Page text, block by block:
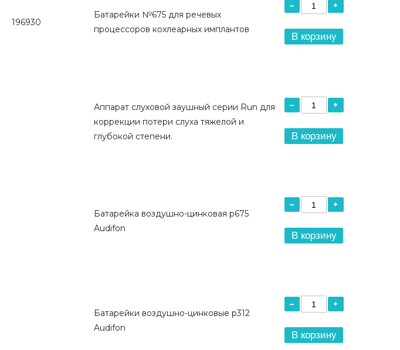
196930
Батарейки №675 для речевых
процессоров кохлеарных имплантов
– +
В корзину
Аппарат слуховой заушный серии Run для
коррекции потери слуха тяжелой и
глубокой степени.
– +
В корзину
Батарейка воздушно-цинковая р675
Audifon
– +
В корзину
Батарейки воздушно-цинковые р312
Audifon
– +
В корзину